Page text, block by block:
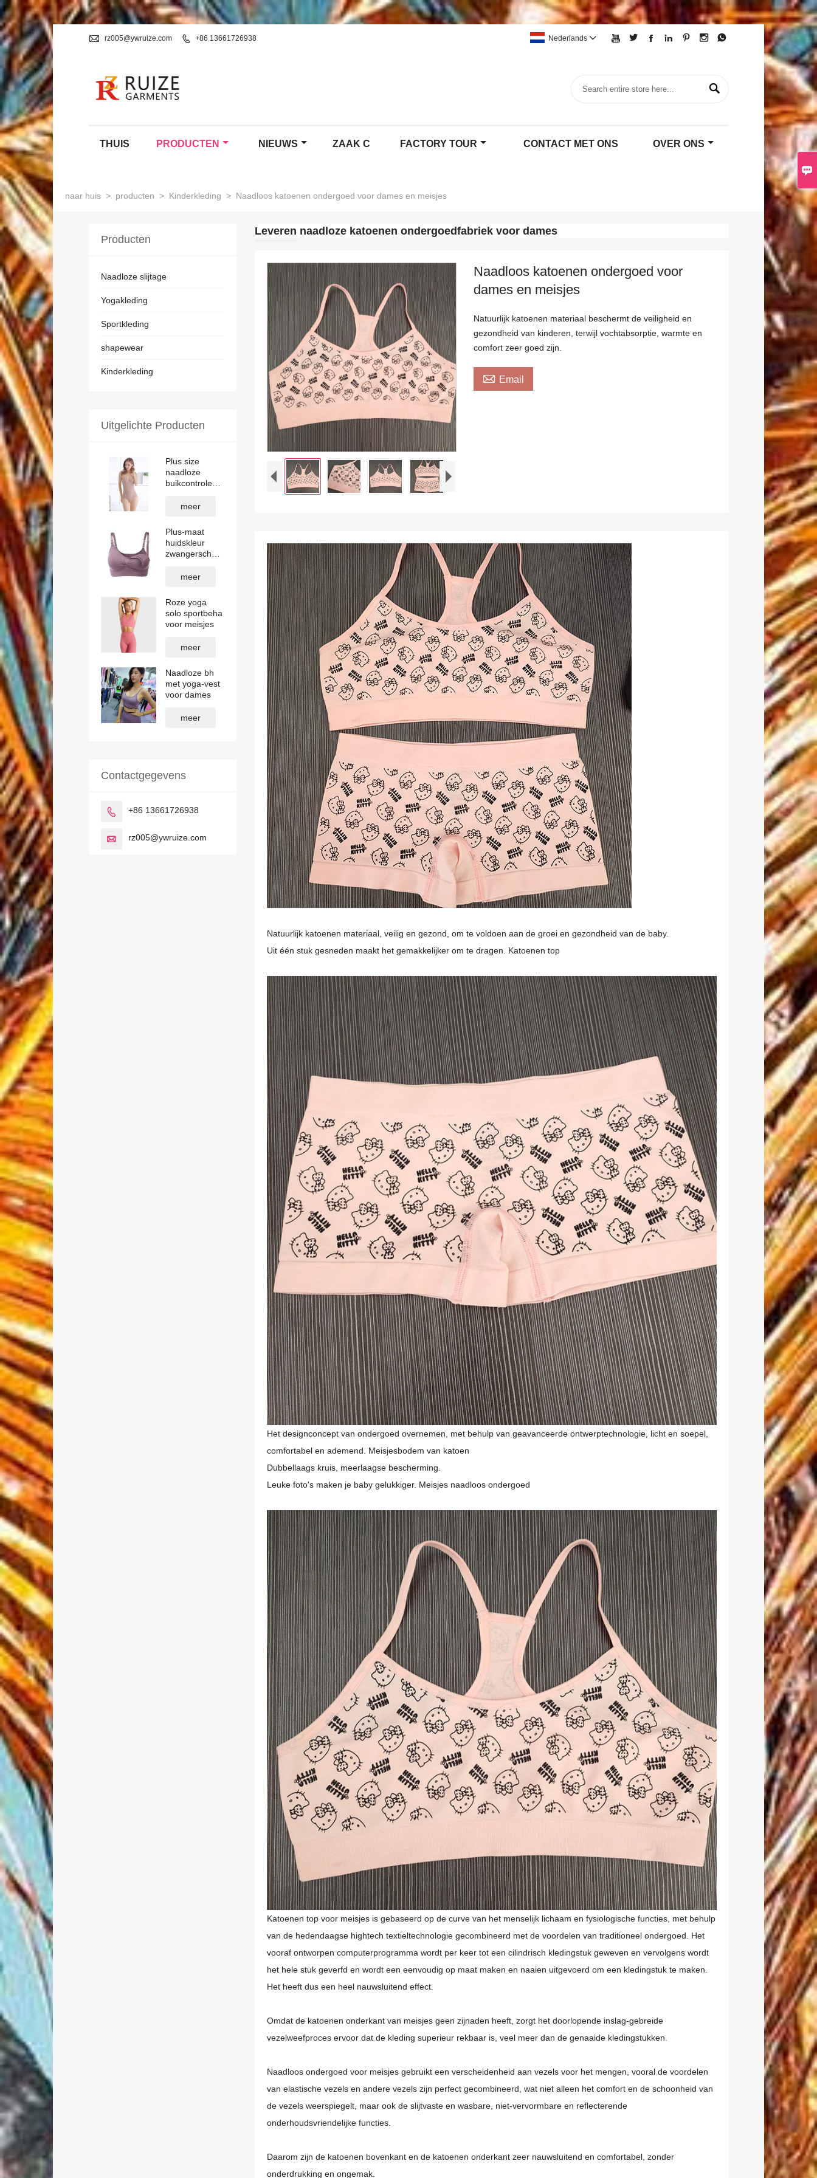

 rz005@ywruize.com  +86 13661726938       
Nederlands 

THUIS PRODUCTEN NIEUWS ZAAK C FACTORY TOUR CONTACT MET ONS OVER ONS
naar huis > producten > Kinderkleding > Naadloos katoenen ondergoed voor dames en meisjes
Leveren naadloze katoenen ondergoedfabriek voor dames
Naadloos katoenen ondergoed voor
dames en meisjes
Natuurlijk katoenen materiaal beschermt de veiligheid en
gezondheid van kinderen, terwijl vochtabsorptie, warmte en
comfort zeer goed zijn.
 Email
Natuurlijk katoenen materiaal, veilig en gezond, om te voldoen aan de groei en gezondheid van de baby.
Uit één stuk gesneden maakt het gemakkelijker om te dragen. Katoenen top
Het designconcept van ondergoed overnemen, met behulp van geavanceerde ontwerptechnologie, licht en soepel,
comfortabel en ademend. Meisjesbodem van katoen
Dubbellaags kruis, meerlaagse bescherming.
Leuke foto's maken je baby gelukkiger. Meisjes naadloos ondergoed
Katoenen top voor meisjes is gebaseerd op de curve van het menselijk lichaam en fysiologische functies, met behulp
van de hedendaagse hightech textieltechnologie gecombineerd met de voordelen van traditioneel ondergoed. Het
vooraf ontworpen computerprogramma wordt per keer tot een cilindrisch kledingstuk geweven en vervolgens wordt
het hele stuk geverfd en wordt een eenvoudig op maat maken en naaien uitgevoerd om een kledingstuk te maken.
Het heeft dus een heel nauwsluitend effect.
Omdat de katoenen onderkant van meisjes geen zijnaden heeft, zorgt het doorlopende inslag-gebreide
vezelweefproces ervoor dat de kleding superieur rekbaar is, veel meer dan de genaaide kledingstukken.
Naadloos ondergoed voor meisjes gebruikt een verscheidenheid aan vezels voor het mengen, vooral de voordelen
van elastische vezels en andere vezels zijn perfect gecombineerd, wat niet alleen het comfort en de schoonheid van
de vezels weerspiegelt, maar ook de slijtvaste en wasbare, niet-vervormbare en reflecterende
onderhoudsvriendelijke functies.
Daarom zijn de katoenen bovenkant en de katoenen onderkant zeer nauwsluitend en comfortabel, zonder
onderdrukking en ongemak.
Producten
Naadloze slijtage
Yogakleding
Sportkleding
shapewear
Kinderkleding
Uitgelichte Producten
Plus size
naadloze
buikcontrole
met BH
meer
Plus-maat
huidskleur
zwangerschaps-
meer
Roze yoga
solo sportbeha
voor meisjes
meer
Naadloze bh
met yoga-vest
voor dames
meer
Contactgegevens
 +86 13661726938
 rz005@ywruize.com
